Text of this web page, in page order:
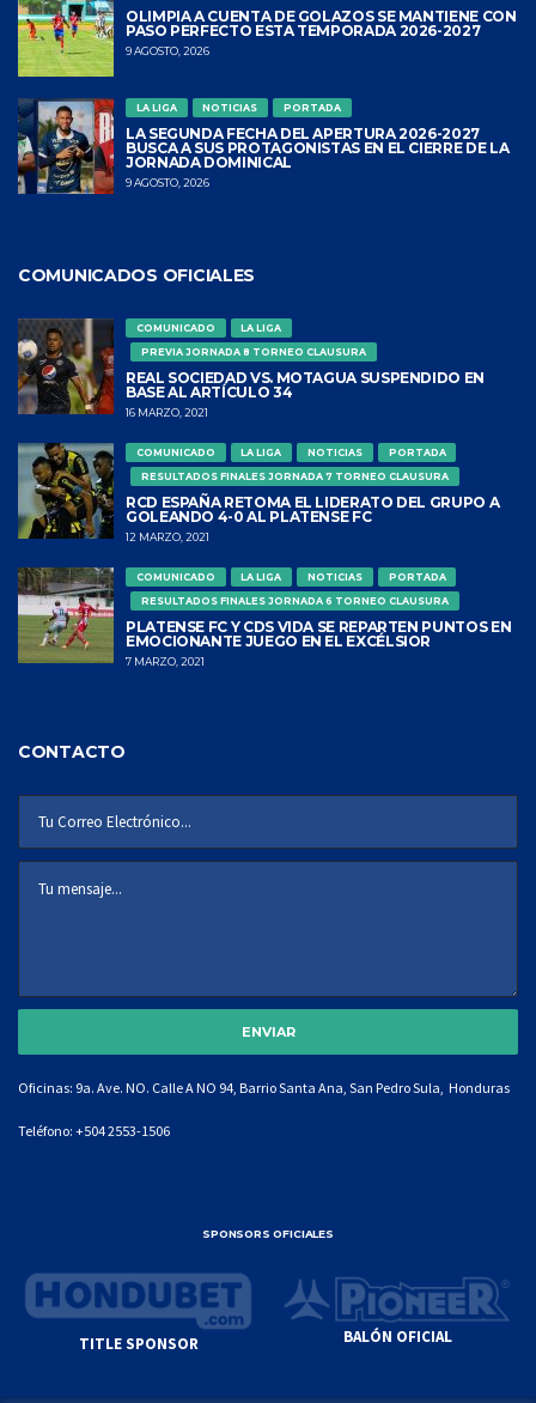
OLIMPIA A CUENTA DE GOLAZOS SE MANTIENE CON
PASO PERFECTO ESTA TEMPORADA 2026-2027
9 AGOSTO, 2026
LA LIGA NOTICIAS PORTADA
LA SEGUNDA FECHA DEL APERTURA 2026-2027
BUSCA A SUS PROTAGONISTAS EN EL CIERRE DE LA
JORNADA DOMINICAL
9 AGOSTO, 2026
COMUNICADOS OFICIALES
COMUNICADO
LA LIGA
PREVIA JORNADA 8 TORNEO CLAUSURA
REAL SOCIEDAD VS. MOTAGUA SUSPENDIDO EN
BASE AL ARTÍCULO 34
16 MARZO, 2021
COMUNICADO LA LIGA NOTICIAS
PORTADA
RESULTADOS FINALES JORNADA 7 TORNEO CLAUSURA
RCD ESPAÑA RETOMA EL LIDERATO DEL GRUPO A
GOLEANDO 4-0 AL PLATENSE FC
12 MARZO, 2021
COMUNICADO LA LIGA NOTICIAS
PORTADA
RESULTADOS FINALES JORNADA 6 TORNEO CLAUSURA
PLATENSE FC Y CDS VIDA SE REPARTEN PUNTOS EN
EMOCIONANTE JUEGO EN EL EXCÉLSIOR
7 MARZO, 2021
CONTACTO
Oficinas: 9a. Ave. NO. Calle A NO 94, Barrio Santa Ana, San Pedro Sula, Honduras
Teléfono: +504 2553-1506
SPONSORS OFICIALES
TITLE SPONSOR BALÓN OFICIAL